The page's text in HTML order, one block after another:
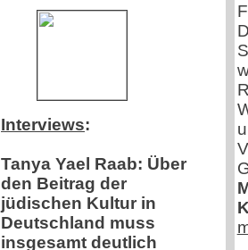
Interviews:
Tanya Yael Raab: Über
den Beitrag der
jüdischen Kultur in
Deutschland muss
insgesamt deutlich